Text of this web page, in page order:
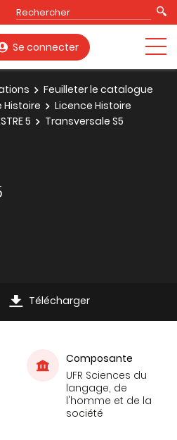
Se connecter
Feuilleter le catalogue
Histoire
Licence Histoire
5
Transversale S5
Télécharger
Composante
UFR Sciences du
langage, de
l'homme et de la
société